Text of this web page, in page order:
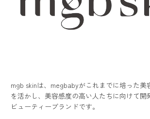
mgb skinは、megbabyがこれまでに培った美
を活かし、美容感度の高い人たちに向けて開
ビューティーブランドです。